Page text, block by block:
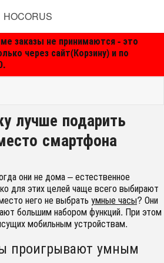
заказы не принимаются - это
через сайт(Корзину) и по
HOCORUS
лучше подарить
смартфона
они не дома – естественное
для этих целей чаще всего выбирают
него не выбрать умные часы? Они
большим набором функций. При этом
мобильным устройствам.
проигрывают умным